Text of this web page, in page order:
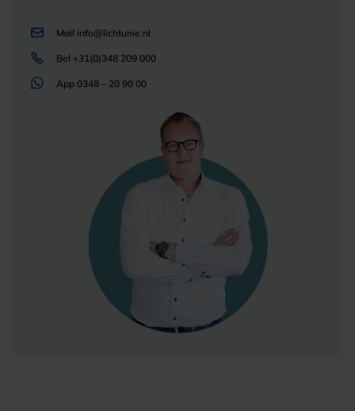
Mail info@lichtunie.nl
Bel +31(0)348 209 000
App 0348 – 20 90 00